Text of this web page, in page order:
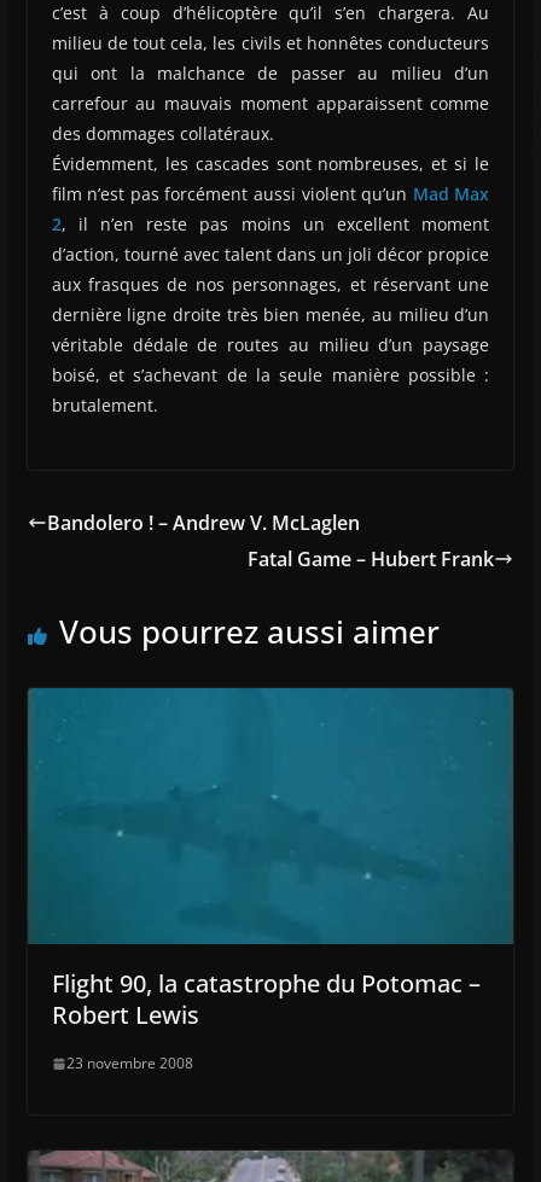
c’est à coup d’hélicoptère qu’il s’en chargera. Au
milieu de tout cela, les civils et honnêtes conducteurs
qui ont la malchance de passer au milieu d’un
carrefour au mauvais moment apparaissent comme
des dommages collatéraux.
Évidemment, les cascades sont nombreuses, et si le
film n’est pas forcément aussi violent qu’un Mad Max
2, il n’en reste pas moins un excellent moment
d’action, tourné avec talent dans un joli décor propice
aux frasques de nos personnages, et réservant une
dernière ligne droite très bien menée, au milieu d’un
véritable dédale de routes au milieu d’un paysage
boisé, et s’achevant de la seule manière possible :
brutalement.
Bandolero ! – Andrew V. McLaglen
Fatal Game – Hubert Frank
Vous pourrez aussi aimer
Flight 90, la catastrophe du Potomac –
Robert Lewis
23 novembre 2008